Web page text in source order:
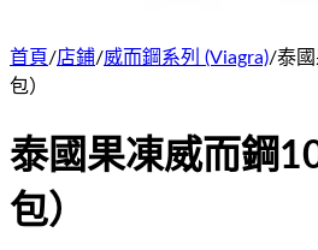
首頁/店鋪/威而鋼系列 (Viagra)/泰
包）
泰國果凍威而鋼
包）